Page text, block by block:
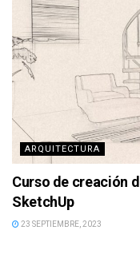
ARQUITECTURA
Curso de creación
SketchUp
23 SEPTIEMBRE, 2023